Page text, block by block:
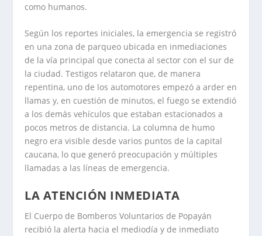
como humanos.
Según los reportes iniciales, la emergencia se registró
en una zona de parqueo ubicada en inmediaciones
de la vía principal que conecta al sector con el sur de
la ciudad. Testigos relataron que, de manera
repentina, uno de los automotores empezó a arder en
llamas y, en cuestión de minutos, el fuego se extendió
a los demás vehículos que estaban estacionados a
pocos metros de distancia. La columna de humo
negro era visible desde varios puntos de la capital
caucana, lo que generó preocupación y múltiples
llamadas a las líneas de emergencia.
LA ATENCIÓN INMEDIATA
El Cuerpo de Bomberos Voluntarios de Popayán
recibió la alerta hacia el mediodía y de inmediato